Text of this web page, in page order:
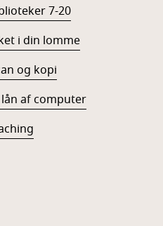
7-20
i din lomme
og kopi
af computer